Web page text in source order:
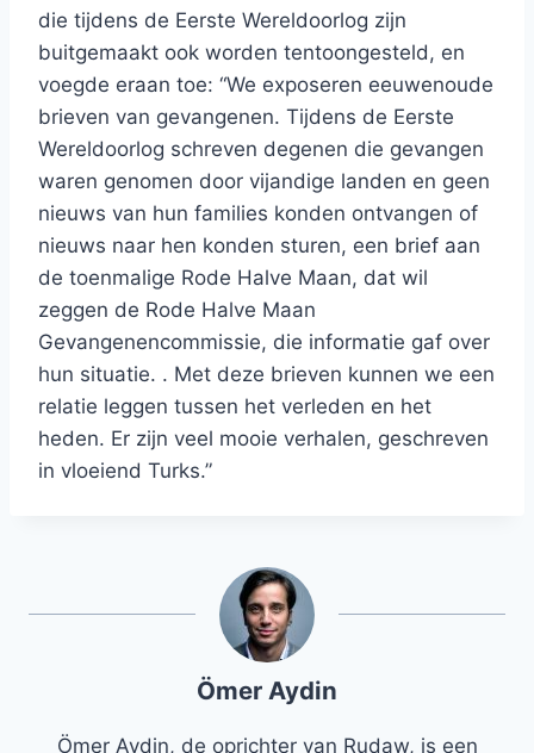
die tijdens de Eerste Wereldoorlog zijn
buitgemaakt ook worden tentoongesteld, en
voegde eraan toe: “We exposeren eeuwenoude
brieven van gevangenen. Tijdens de Eerste
Wereldoorlog schreven degenen die gevangen
waren genomen door vijandige landen en geen
nieuws van hun families konden ontvangen of
nieuws naar hen konden sturen, een brief aan
de toenmalige Rode Halve Maan, dat wil
zeggen de Rode Halve Maan
Gevangenencommissie, die informatie gaf over
hun situatie. . Met deze brieven kunnen we een
relatie leggen tussen het verleden en het
heden. Er zijn veel mooie verhalen, geschreven
in vloeiend Turks.”
Ömer Aydin
Ömer Aydin, de oprichter van Rudaw, is een